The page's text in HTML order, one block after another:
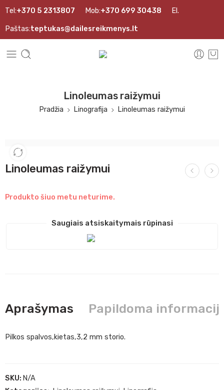
Tel:+370 5 2313807 Mob:+370 699 30438 El.
Paštas:teptukas@dailesreikmenys.lt
Linoleumas raižymui
Pradžia Linografija Linoleumas raižymui
Linoleumas raižymui
Produkto šiuo metu neturime.
Saugiais atsiskaitymais rūpinasi
Aprašymas Papildoma
Pilkos spalvos,kietas,3,2 mm storio.
SKU: N/A